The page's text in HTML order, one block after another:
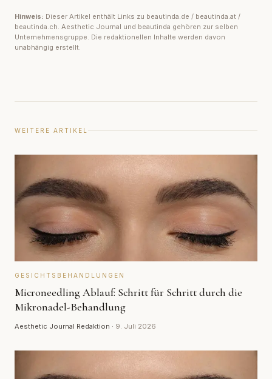
Hinweis: Dieser Artikel enthält Links zu beautinda.de / beautinda.at /
beautinda.ch. Aesthetic Journal und beautinda gehören zur selben
Unternehmensgruppe. Die redaktionellen Inhalte werden davon
unabhängig erstellt.
WEITERE ARTIKEL
GESICHTSBEHANDLUNGEN
Microneedling Ablauf: Schritt für Schritt durch die
Mikronadel-Behandlung
Aesthetic Journal Redaktion · 9. Juli 2026